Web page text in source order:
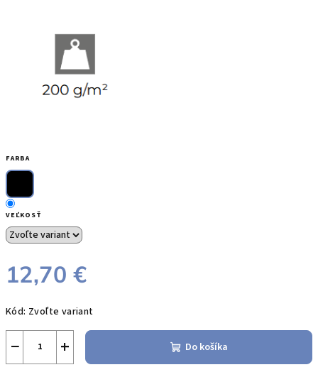
FARBA
VEĽKOSŤ
12,70 €
cena:
Kód: Zvoľte variant
+
− Do košíka